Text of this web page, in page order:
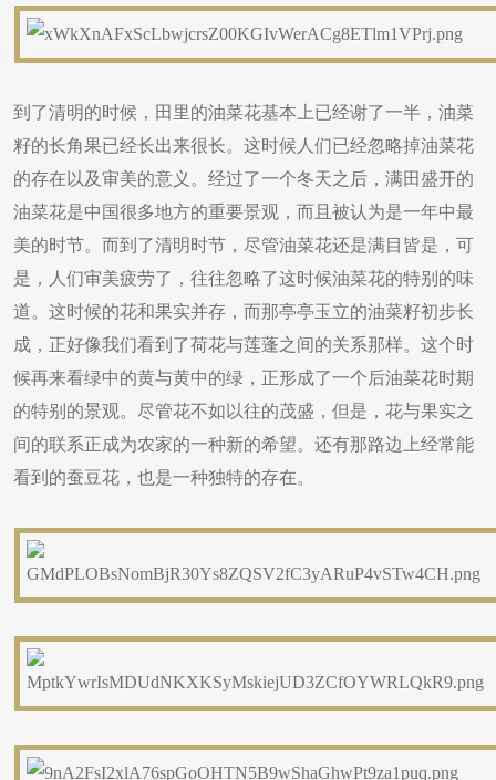
到了清明的时候，田里的油菜花基本上已经谢了一半，油菜
籽的长角果已经长出来很长。这时候人们已经忽略掉油菜花
的存在以及审美的意义。经过了一个冬天之后，满田盛开的
油菜花是中国很多地方的重要景观，而且被认为是一年中最
美的时节。而到了清明时节，尽管油菜花还是满目皆是，可
是，人们审美疲劳了，往往忽略了这时候油菜花的特别的味
道。这时候的花和果实并存，而那亭亭玉立的油菜籽初步长
成，正好像我们看到了荷花与莲蓬之间的关系那样。这个时
候再来看绿中的黄与黄中的绿，正形成了一个后油菜花时期
的特别的景观。尽管花不如以往的茂盛，但是，花与果实之
间的联系正成为农家的一种新的希望。还有那路边上经常能
看到的蚕豆花，也是一种独特的存在。